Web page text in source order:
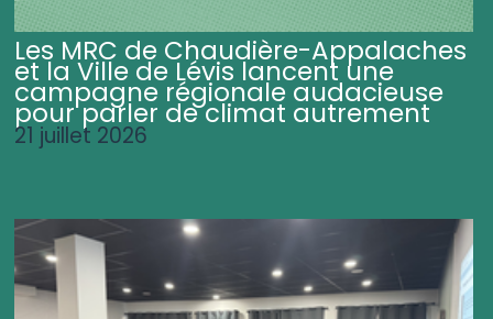
Les MRC de Chaudière-Appalaches
et la Ville de Lévis lancent une
campagne régionale audacieuse
pour parler de climat autrement
21 juillet 2026